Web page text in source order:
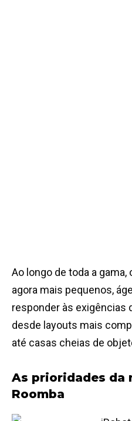
Ao longo de toda a
agora mais pequenos,
responder às exigências
desde layouts mais
até casas cheias de
As prioridades da
Roomba